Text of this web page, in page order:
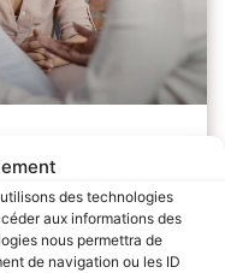
des technologies
aux informations des
nous permettra de
de navigation ou les ID
sa
complet